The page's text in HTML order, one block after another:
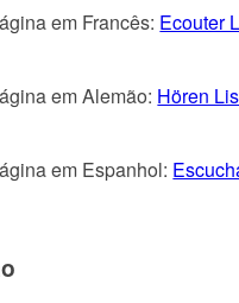
em Francês: Ecouter
em Alemão: Hören
em Espanhol: